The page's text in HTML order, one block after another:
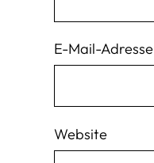
E-Mail-Adresse
Website